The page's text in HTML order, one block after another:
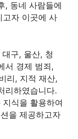
, 동네 사람들에
고자 이곳에 사
구, 울산, 청
서 경제 범죄,
리, 지적 재산,
리하였습니다.
식을 활용하여
을 제공하고자